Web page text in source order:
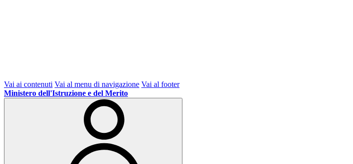
Vai ai contenuti Vai al menu di navigazione Vai al footer
Ministero dell'Istruzione e del Merito